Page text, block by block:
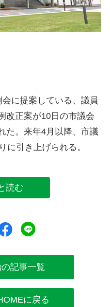
に提案している、議員
改正案が10日の市議会
た。来年4月以降、市議
に引き上げられる。
読む
イートシェア
記事一覧
に戻る